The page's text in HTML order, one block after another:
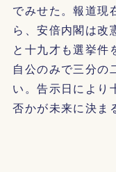
でみせた。報道現
ら、安倍内閣は改
と十九才も選挙件
自公のみで三分の
い。告示日により
否かが未来に決ま